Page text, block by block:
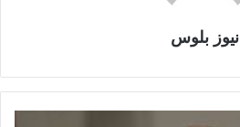
نيوز بلوس